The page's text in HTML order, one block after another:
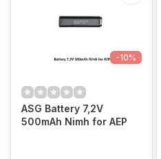
-10%
ASG Battery 7,2V
500mAh Nimh for AEP